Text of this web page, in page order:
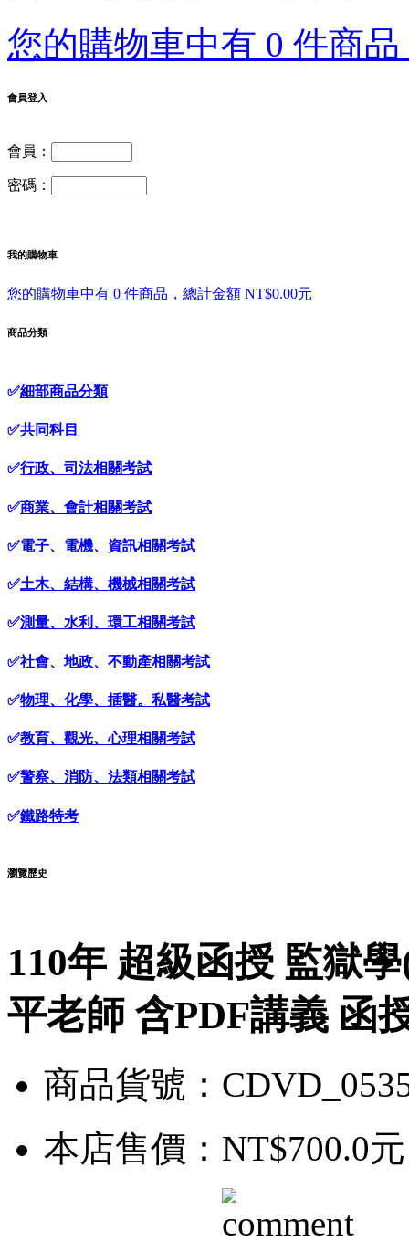
您的購物車中有 0 件商
會員登入
會員：
密碼：
我的購物車
您的購物車中有 0 件商品，總計金額 NT$0.00元
商品分類
✅細部商品分類
✅共同科目
✅行政、司法相關考試
✅商業、會計相關考試
✅電子、電機、資訊相關考試
✅土木、結構、機械相關考試
✅測量、水利、環工相關考試
✅社會、地政、不動產相關考試
✅物理、化學、插醫。私醫考試
✅教育、觀光、心理相關考試
✅警察、消防、法類相關考試
✅鐵路特考
瀏覽歷史
110年 超級函授 監獄
平老師 含PDF講義 函
商品貨號：
本店售價： NT$700.0元